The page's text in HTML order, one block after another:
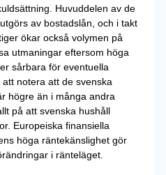
Huvuddelen av de
av bostadslån, och i takt
ökar också volymen på
utmaningar eftersom höga
sårbara för eventuella
notera att de svenska
högre än i många andra
på att svenska hushåll
Europeiska finansiella
höga räntekänslighet gör
i ränteläget.